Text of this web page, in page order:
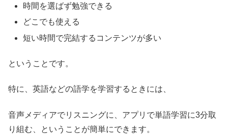
時間を選ばず勉強できる
どこでも使える
短い時間で完結するコンテンツが多い
ということです。
特に、英語などの語学を学習するときには、
音声メディアでリスニングに、アプリで単語学習に3分取
り組む、ということが簡単にできます。